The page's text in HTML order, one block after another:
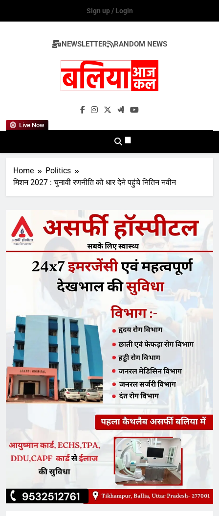
Sign up / Login
NEWSLETTER RANDOM NEWS
Live Now
Ballia Aaj Kal
Home
Politics
मिशन 2027 : चुनावी रणनीति को धार देने पहुंचे नितिन नवीन